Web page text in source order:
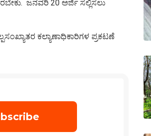
ಜನವರಿ 20 ಅರ್ಜಿ ಸಲ್ಲಿಸಲು
ಕಲ್ಯಾಣಾಧಿಕಾರಿಗಳ ಪ್ರಕಟಣೆ